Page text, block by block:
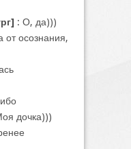
: О, да)))
от осознания,
дочка)))